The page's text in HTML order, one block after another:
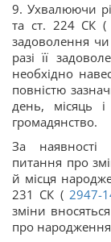
9. Ухвалюючи
та ст. 224 СК (
задоволення
разі її
необхідно
повністю
день, місяць
громадянство.
За наявності
питання про
й місця
231 СК (2947-
зміни
про